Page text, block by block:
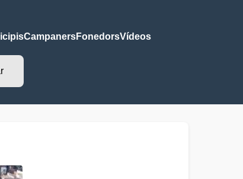
CampanersFonedorsVídeos